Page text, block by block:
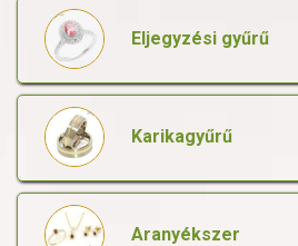
Eljegyzési gyűrű
Karikagyűrű
Aranyékszer